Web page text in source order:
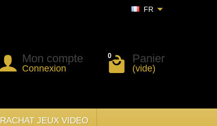
FR
Mon compte
Connexion
0 Panier
(vide)
RACHAT JEUX VIDEO